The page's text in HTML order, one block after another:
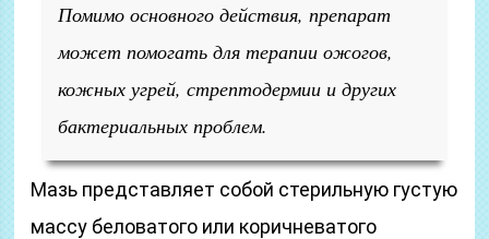
Помимо основного действия, препарат
может помогать для терапии ожогов,
кожных угрей, стрептодермии и других
бактериальных проблем.
Мазь представляет собой стерильную густую
массу беловатого или коричневатого